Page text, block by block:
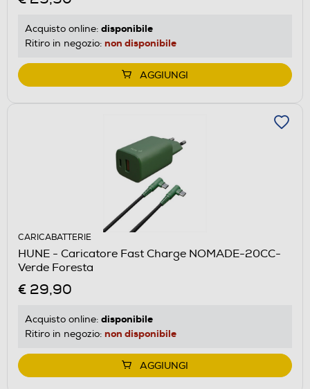
Acquisto online: disponibile
Ritiro in negozio: non disponibile
AGGIUNGI
CARICABATTERIE
HUNE - Caricatore Fast Charge NOMADE-20CC-
Verde Foresta
€ 29,90
Acquisto online: disponibile
Ritiro in negozio: non disponibile
AGGIUNGI